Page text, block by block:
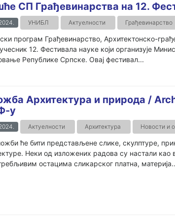
СП Грађевинарствa на 12.
УНИБЛ Актуелности Грађевинарство
програм Грађевинарство, Архитектонско-
12. Фестивала науке који организује
Републике Српске. Овај фестивал...
Архитектура и природа /
у
Актуелности Архитектура Новости и
ће бити представљене слике, скулптуре,
Неки од изложених радова су настали
остацима сликарског платна,